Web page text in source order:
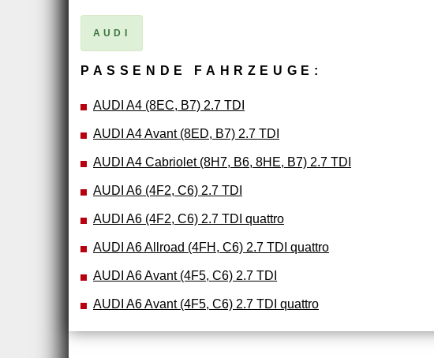
AUDI
PASSENDE FAHRZEUGE:
AUDI A4 (8EC, B7) 2.7 TDI
AUDI A4 Avant (8ED, B7) 2.7 TDI
AUDI A4 Cabriolet (8H7, B6, 8HE, B7) 2.7 TDI
AUDI A6 (4F2, C6) 2.7 TDI
AUDI A6 (4F2, C6) 2.7 TDI quattro
AUDI A6 Allroad (4FH, C6) 2.7 TDI quattro
AUDI A6 Avant (4F5, C6) 2.7 TDI
AUDI A6 Avant (4F5, C6) 2.7 TDI quattro